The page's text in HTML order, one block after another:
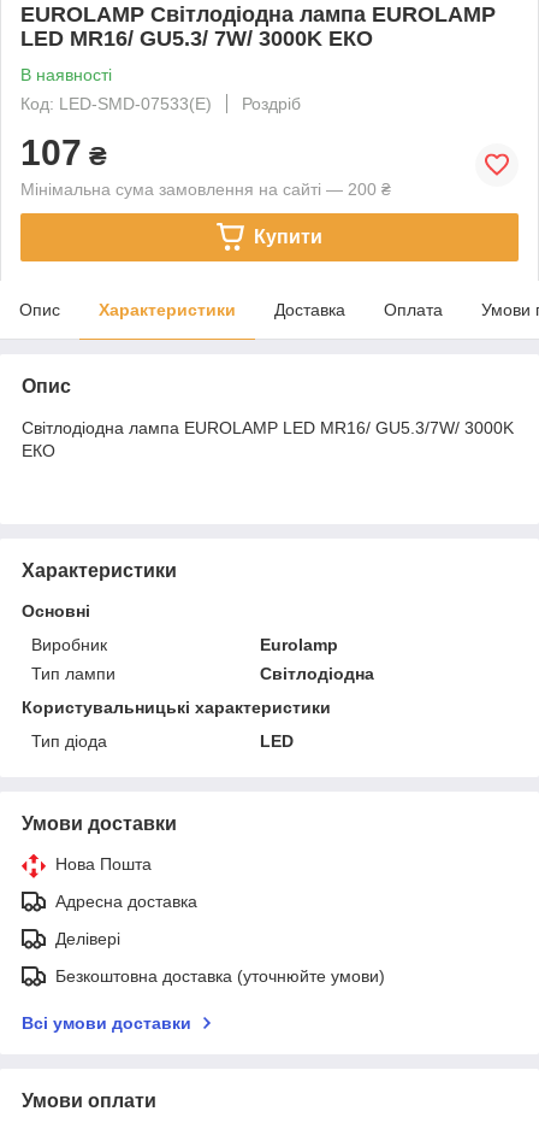
EUROLAMP Світлодіодна лампа EUROLAMP
LED MR16/ GU5.3/ 7W/ 3000K ЕКО
В наявності
Код: LED-SMD-07533(E)
Роздріб
107 ₴
Мінімальна сума замовлення на сайті — 200 ₴
Купити
Опис Характеристики Доставка Оплата Умови
Опис
Світлодіодна лампа EUROLAMP LED MR16/ GU5.3/7W/ 3000K
ЕКО
Характеристики
Основні
Виробник
Eurolamp
Тип лампи
Світлодіодна
Користувальницькі характеристики
Тип діода
LED
Умови доставки
Нова Пошта
Адресна доставка
Делівері
Безкоштовна доставка (уточнюйте умови)
Всі умови доставки
Умови оплати